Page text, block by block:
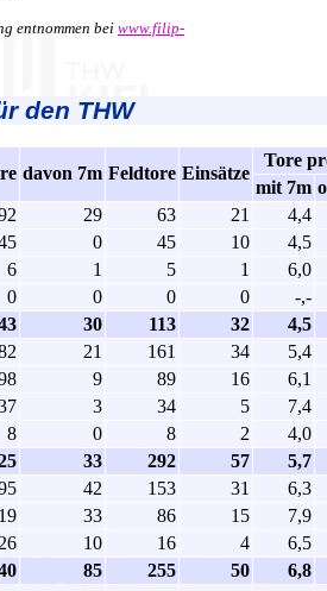
entnommen bei www.filip-
den THW
davon 7m Feldtore Einsätze
Tore
mit 7m
29 63 21
4,4
0 45 10
4,5
6 1 5 1
6,0
0 0 0 0
-,-
30 113 32
4,5
21 161 34
5,4
9 89 16
6,1
3 34 5
7,4
8 0 8 2
4,0
33 292 57
5,7
42 153 31
6,3
33 86 15
7,9
26 10 16 4
6,5
85 255 50
6,8